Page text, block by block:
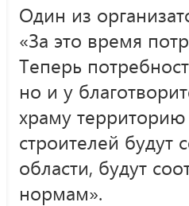
Один из
«За это время
Теперь
но и у
храму территорию
строителей будут
области, будут
нормам».